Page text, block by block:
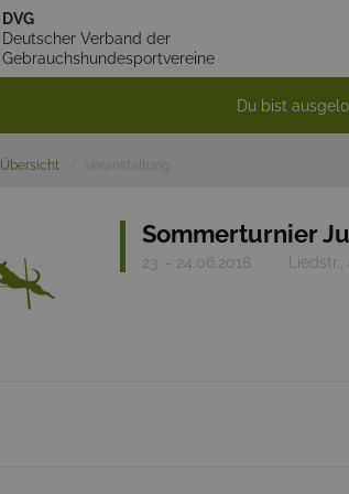
DVG
Deutscher Verband der
Gebrauchshundesportvereine
Du bist
Übersicht
Sommerturnier
23. - 24.06.2018